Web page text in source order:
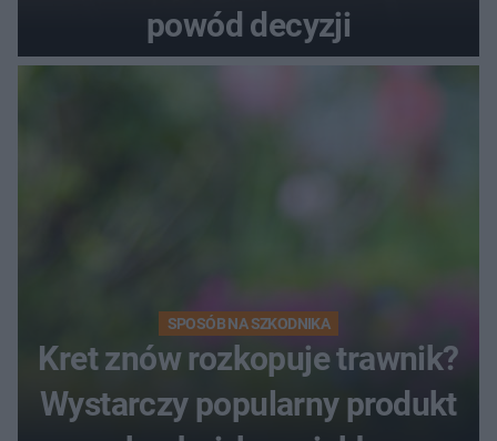
powód decyzji
SPOSÓB NA SZKODNIKA
Kret znów rozkopuje trawnik?
Wystarczy popularny produkt